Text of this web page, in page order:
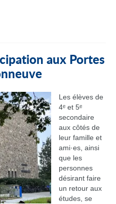
aux Portes
Les élèves de
4ᵉ et 5ᵉ
secondaire
aux côtés de
leur famille et
ami·es, ainsi
que les
personnes
désirant faire
un retour aux
études, se